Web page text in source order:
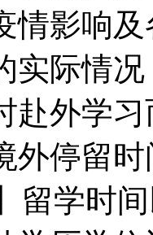
情影响
实际情
赴外学
外停留
留学时